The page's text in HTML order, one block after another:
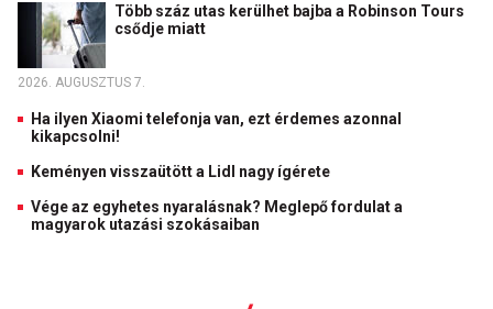
Több száz utas kerülhet bajba a Robinson Tours
csődje miatt
2026. AUGUSZTUS 7.
Ha ilyen Xiaomi telefonja van, ezt érdemes azonnal
kikapcsolni!
Keményen visszaütött a Lidl nagy ígérete
Vége az egyhetes nyaralásnak? Meglepő fordulat a
magyarok utazási szokásaiban